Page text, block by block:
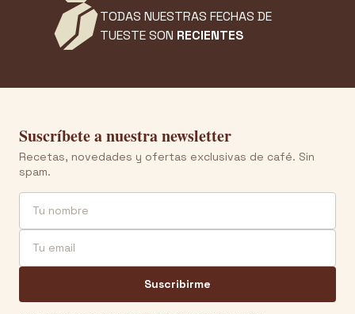
TODAS NUESTRAS FECHAS DE
TUESTE SON RECIENTES
Suscríbete a nuestra newsletter
Recetas, novedades y ofertas exclusivas de café. Sin
spam.
Suscribirme